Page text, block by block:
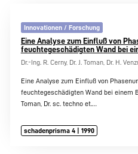
Innovationen / Forschung
Eine Analyse zum Einfluß von
feuchtegeschädigten Wand bei
Dr.-Ing. R. Cerny, Dr. J. Toman, Dr. H.
Eine Analyse zum Einfluß von
feuchtegeschädigten Wand bei einem
Toman, Dr. sc. techno et.…
schadenprisma 4 | 1990